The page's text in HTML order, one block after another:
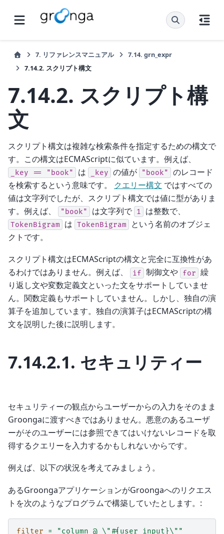
7. リファレンスマニュアル 7.14. grn_expr
7.14.2. スクリプト構文
7.14.2. スクリプト構
文
スクリプト構文は複雑な検索条件を指定するための構文で
す。この構文はECMAScriptに似ています。例えば、
_key == "book" は _key の値が "book"
のレコード
を検索するという意味です。 クエリー構文 ではすべての
値は文字列でしたが、スクリプト構文では値に型がありま
す。例えば、
"book" は文字列で 1 は整数で、
TokenBigram は TokenBigram
という名前のオブジェ
クトです。
スクリプト構文はECMAScriptの構文と完全に互換性があ
るわけではありません。例えば、
if 制御文や for 繰
り返し文や変数定義文といった文をサポートしていませ
ん。関数定義もサポートしていません。しかし、独自の演
算子を追加しています。独自の演算子はECMAScriptの構
文を説明した後に説明します。
7.14.2.1. セキュリティー
セキュリティーの観点からユーザーからの入力をそのまま
Groongaに渡すべきではありません。悪意のあるユーザ
ーがそのユーザーには参照できてはいけないレコードを取
得するクエリーを入力するかもしれないからです。
例えば、以下の状況を考えてみましょう。
あるGroongaアプリケーションがGroongaへのリクエス
トを次のようなプログラムで構築していたとします。:
filter = "column @ \" #{user_input}\" "